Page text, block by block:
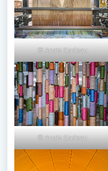
© Anaïs Gadeau
© Anaïs Gadeau